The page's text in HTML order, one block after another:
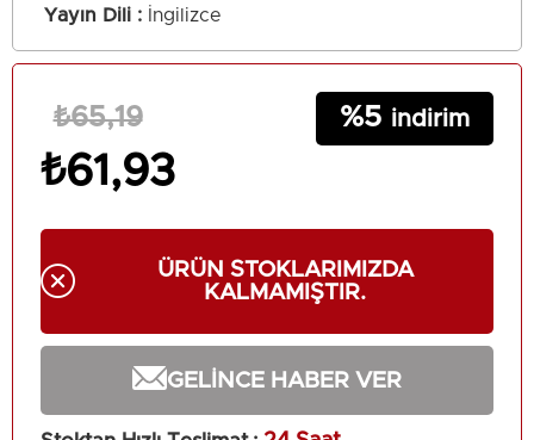
Yayın Dili
İngilizce
₺65,19
₺61,93
5
ÜRÜN STOKLARIMIZDA
KALMAMIŞTIR.
GELINCE HABER VER